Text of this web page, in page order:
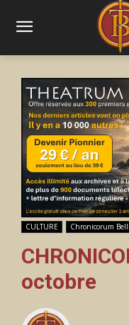
CULTURE Chronicorum Belli
octobre